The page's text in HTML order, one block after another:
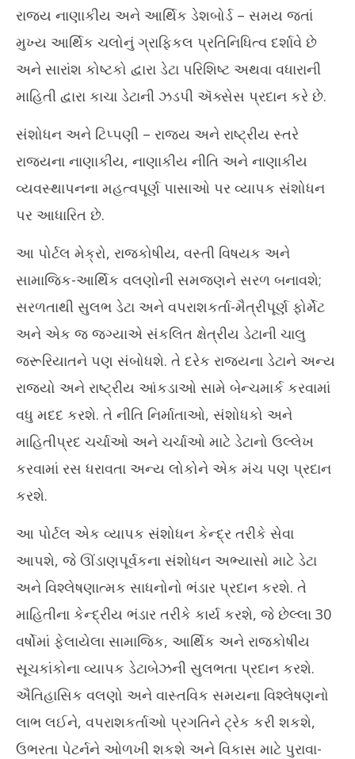
રાજ્ય નાણાકીય અને આર્થિક ડેશબોર્ડ – સમય જતાં
મુખ્ય આર્થિક ચલોનું ગ્રાફિકલ પ્રતિનિધિત્વ દર્શાવે છે
અને સારાંશ કોષ્ટકો દ્વારા ડેટા પરિશિષ્ટ અથવા વધારાની
માહિતી દ્વારા કાચા ડેટાની ઝડપી ઍક્સેસ પ્રદાન કરે છે.
સંશોધન અને ટિપ્પણી – રાજ્ય અને રાષ્ટ્રીય સ્તરે
રાજ્યના નાણાકીય, નાણાકીય નીતિ અને નાણાકીય
વ્યવસ્થાપનના મહત્વપૂર્ણ પાસાઓ પર વ્યાપક સંશોધન
પર આધારિત છે.
આ પોર્ટલ મેક્રો, રાજકોષીય, વસ્તી વિષયક અને
સામાજિક-આર્થિક વલણોની સમજણને સરળ બનાવશે;
સરળતાથી સુલભ ડેટા અને વપરાશકર્તા-મૈત્રીપૂર્ણ ફોર્મેટ
અને એક જ જગ્યાએ સંકલિત ક્ષેત્રીય ડેટાની ચાલુ
જરૂરિયાતને પણ સંબોધશે. તે દરેક રાજ્યના ડેટાને અન્ય
રાજ્યો અને રાષ્ટ્રીય આંકડાઓ સામે બેન્ચમાર્ક કરવામાં
વધુ મદદ કરશે. તે નીતિ નિર્માતાઓ, સંશોધકો અને
માહિતીપ્રદ ચર્ચાઓ અને ચર્ચાઓ માટે ડેટાનો ઉલ્લેખ
કરવામાં રસ ધરાવતા અન્ય લોકોને એક મંચ પણ પ્રદાન
કરશે.
આ પોર્ટલ એક વ્યાપક સંશોધન કેન્દ્ર તરીકે સેવા
આપશે, જે ઊંડાણપૂર્વકના સંશોધન અભ્યાસો માટે ડેટા
અને વિશ્લેષણાત્મક સાધનોનો ભંડાર પ્રદાન કરશે. તે
માહિતીના કેન્દ્રીય ભંડાર તરીકે કાર્ય કરશે, જે છેલ્લા 30
વર્ષોમાં ફેલાયેલા સામાજિક, આર્થિક અને રાજકોષીય
સૂચકાંકોના વ્યાપક ડેટાબેઝની સુલભતા પ્રદાન કરશે.
ઐતિહાસિક વલણો અને વાસ્તવિક સમયના વિશ્લેષણનો
લાભ લઈને, વપરાશકર્તાઓ પ્રગતિને ટ્રેક કરી શકશે,
ઉભરતા પેટર્નને ઓળખી શકશે અને વિકાસ માટે પુરાવા-